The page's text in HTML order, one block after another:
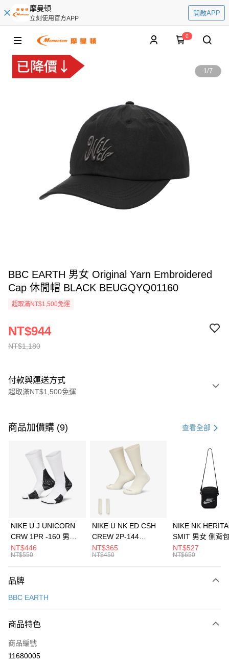
摩曼頓
立刻使用官方APP
開啟APP
0
1/7
BBC EARTH 男女 Original Yarn Embroidered
Cap 休閒帽 BLACK BEUGQYQ01160
超取滿NT$1,500免運
NT$1,180
NT$944
付款與運送方式
超取滿NT$1,500免運
信用卡一次付款
3 期 0 利率 每期 21家銀行
合作金庫商業銀行
第一商業銀行
華南商業銀行
彰化商業銀行
上海商業儲蓄銀行
元大商業銀行
台灣樂天信用卡公司
Apple Pay
全盈+PAY
AFTEE先享後付
【關於「AFTEE先享後付」】
便利好安心！
３．安心：先確認商品／服務後，再付款。
【「AFTEE先享後付」結帳流程】
１．於結帳方式選擇「AFTEE先享後付」後，將跳轉至「AFTEE先享後付」
運送方式
每筆NT$100，滿NT$1,500(含以上)免運費
宅配
每筆NT$100，滿NT$1,500(含以上)免運費
商品加價購 (9) 查看全部
NIKE U J UNICORN
CRW 1PR -160 男女
中統襪 FZ3393100
NT$446
NT$550
NIKE U NK ED CSH
CREW 2P-144
EMBRDY 男女 短統襪
FZ3073133
NT$365
NT$450
NIKE NK
SMIT 男女 側背
BA5871010
NT$527
NT$650
品牌
BBC EARTH
商品特色
商品編號
11680005